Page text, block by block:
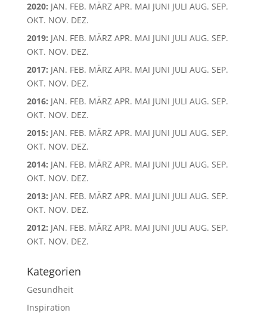
2020: JAN. FEB. MÄRZ APR. MAI JUNI JULI AUG. SEP.
OKT. NOV. DEZ.
2019: JAN. FEB. MÄRZ APR. MAI JUNI JULI AUG. SEP.
OKT. NOV. DEZ.
2017: JAN. FEB. MÄRZ APR. MAI JUNI JULI AUG. SEP.
OKT. NOV. DEZ.
2016: JAN. FEB. MÄRZ APR. MAI JUNI JULI AUG. SEP.
OKT. NOV. DEZ.
2015: JAN. FEB. MÄRZ APR. MAI JUNI JULI AUG. SEP.
OKT. NOV. DEZ.
2014: JAN. FEB. MÄRZ APR. MAI JUNI JULI AUG. SEP.
OKT. NOV. DEZ.
2013: JAN. FEB. MÄRZ APR. MAI JUNI JULI AUG. SEP.
OKT. NOV. DEZ.
2012: JAN. FEB. MÄRZ APR. MAI JUNI JULI AUG. SEP.
OKT. NOV. DEZ.
Kategorien
Gesundheit
Inspiration